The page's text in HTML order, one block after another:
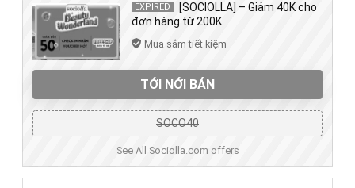
EXPIRED
[SOCIOLLA] – Giảm 40K cho
đơn hàng từ 200K
Mua sắm tiết kiệm
TỚI NỚI BÁN
SOCO40
See All Sociolla.com offers